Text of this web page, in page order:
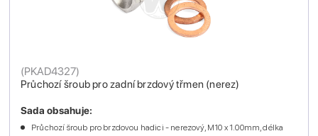
Průchozí šroub pro zadní brzdový třmen (nerez)
(PKAD4327)
Sada obsahuje:
Průchozí šroub pro brzdovou hadici - nerezový, M10 x 1.00mm, délka